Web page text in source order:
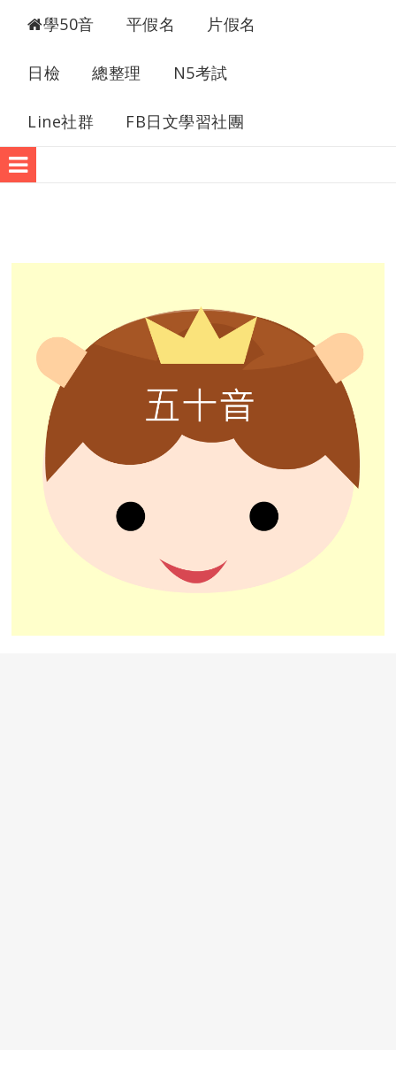
學50音 平假名 片假名
日檢 總整理 N5考試
Line社群 FB日文學習社團